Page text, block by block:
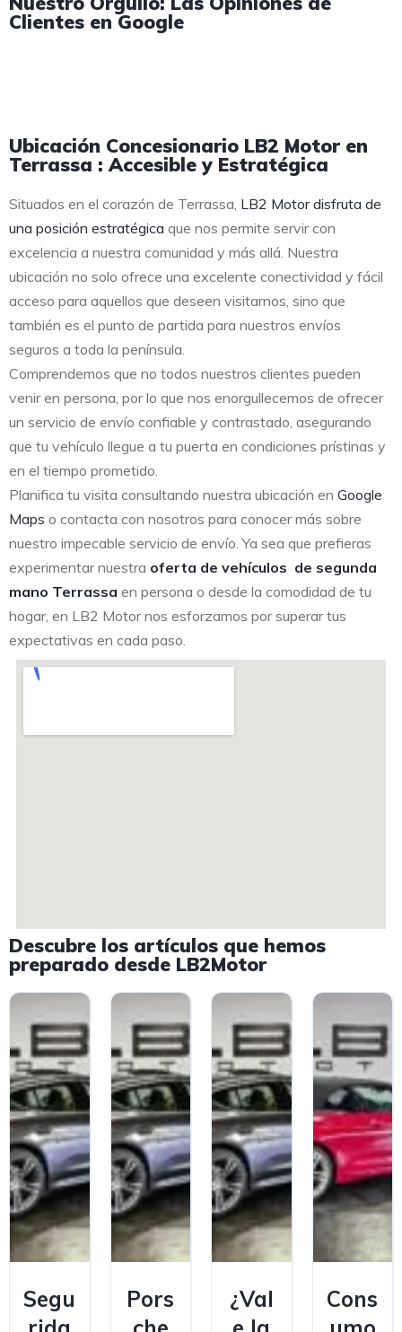
Clientes en Google
Ubicación Concesionario LB2 Motor en
Terrassa : Accesible y Estratégica
Situados en el corazón de Terrassa, LB2 Motor disfruta de
una posición estratégica que nos permite servir con
excelencia a nuestra comunidad y más allá. Nuestra
ubicación no solo ofrece una excelente conectividad y fácil
acceso para aquellos que deseen visitarnos, sino que
también es el punto de partida para nuestros envíos
seguros a toda la península.
Comprendemos que no todos nuestros clientes pueden
venir en persona, por lo que nos enorgullecemos de ofrecer
un servicio de envío confiable y contrastado, asegurando
que tu vehículo llegue a tu puerta en condiciones prístinas y
en el tiempo prometido.
Planifica tu visita consultando nuestra ubicación en Google
Maps o contacta con nosotros para conocer más sobre
nuestro impecable servicio de envío. Ya sea que prefieras
experimentar nuestra oferta de vehículos de segunda
mano Terrassa en persona o desde la comodidad de tu
hogar, en LB2 Motor nos esforzamos por superar tus
expectativas en cada paso.
Descubre los artículos que hemos
preparado desde LB2Motor
Segu
Pors
¿Val
Cons